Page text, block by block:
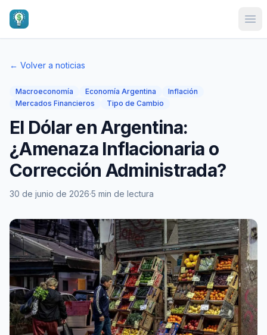
← Volver a noticias
Macroeconomía Economía Argentina
Inflación
Mercados Financieros
Tipo de Cambio
El Dólar en Argentina:
¿Amenaza Inflacionaria o
Corrección Administrada?
30 de junio de 2026·5 min de lectura